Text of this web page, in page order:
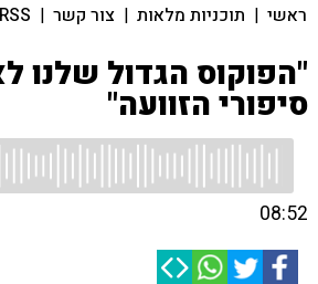
ראשי | תוכניות מלאות | צור קשר |
RSS
"הפוקוס הגדול שלנו
סיפורי הזוועה"
08:52